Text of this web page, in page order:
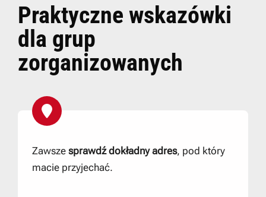
Praktyczne wskazówki
dla grup
zorganizowanych
Zawsze sprawdź dokładny adres, pod który
macie przyjechać.